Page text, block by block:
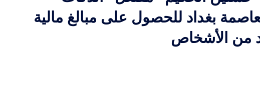
بغداد للحصول على مبالغ مالية
من الأشخاص